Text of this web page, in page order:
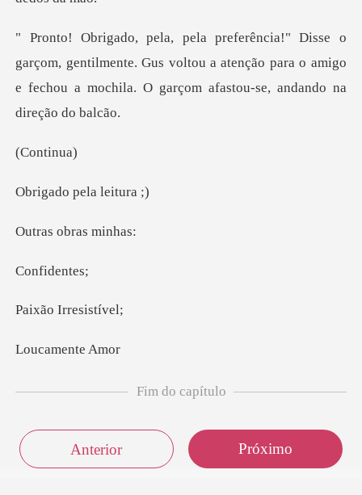
m, gentilmente. Gus voltou a atenção para o amigo
e fechou
nti
pela le
obras m
iden
Irres
mente
Fim do capítulo
Anterior Próximo